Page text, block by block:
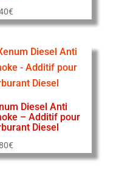
€
Diesel Anti
– Additif pour
Diesel
€